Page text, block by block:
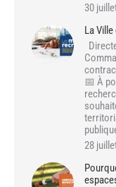
30
La
📅 À
28